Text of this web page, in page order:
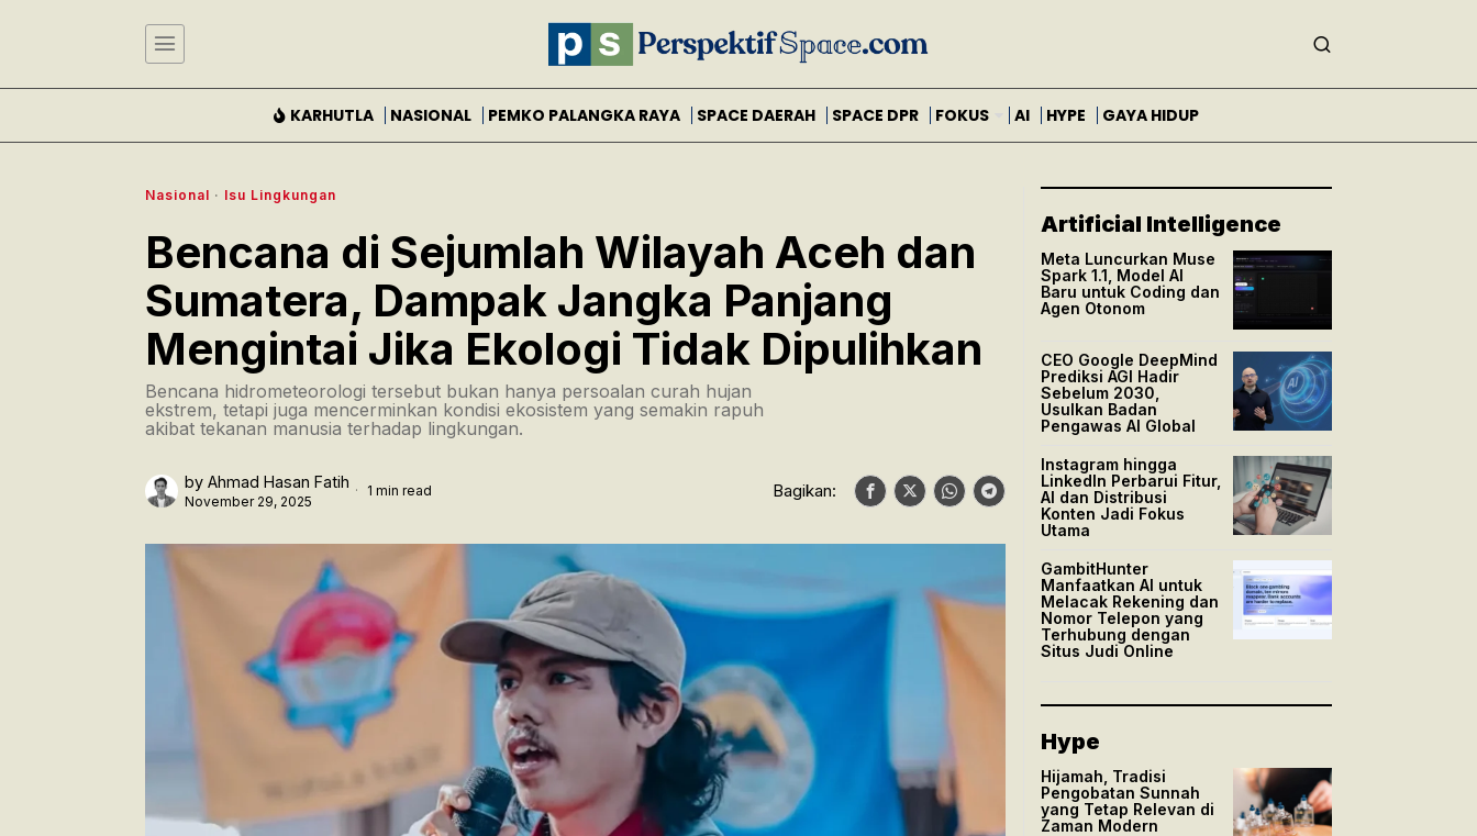
KARHUTLA NASIONAL PEMKO PALANGKA RAYA SPACE DAERAH SPACE DPR FOKUS AI HYPE GAYA HIDUP
Nasional · Isu Lingkungan
Bencana di Sejumlah Wilayah Aceh dan
Sumatera, Dampak Jangka Panjang
Mengintai Jika Ekologi Tidak Dipulihkan
Bencana hidrometeorologi tersebut bukan hanya persoalan curah hujan
ekstrem, tetapi juga mencerminkan kondisi ekosistem yang semakin rapuh
akibat tekanan manusia terhadap lingkungan.
by Ahmad Hasan Fatih
November 29, 2025
1 min read Bagikan:
Artificial Intelligence
Meta Luncurkan Muse
Spark 1.1, Model AI
Baru untuk Coding dan
Agen Otonom
CEO Google DeepMind
Prediksi AGI Hadir
Sebelum 2030,
Usulkan Badan
Pengawas AI Global
Instagram hingga
LinkedIn Perbarui Fitur,
AI dan Distribusi
Konten Jadi Fokus
Utama
GambitHunter
Manfaatkan AI untuk
Melacak Rekening dan
Nomor Telepon yang
Terhubung dengan
Situs Judi Online
Hype
Hijamah, Tradisi
Pengobatan Sunnah
yang Tetap Relevan di
Zaman Modern